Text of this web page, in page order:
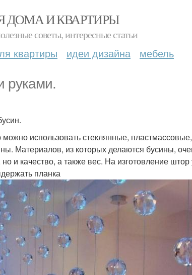
ДОМА И КВАРТИРЫ
советы, интересные статьи
квартиры идеи дизайна мебель
руками.
использовать стеклянные,
Материалов, из которых делаются бусины,
но и качество, а также вес. На изготовление
планка